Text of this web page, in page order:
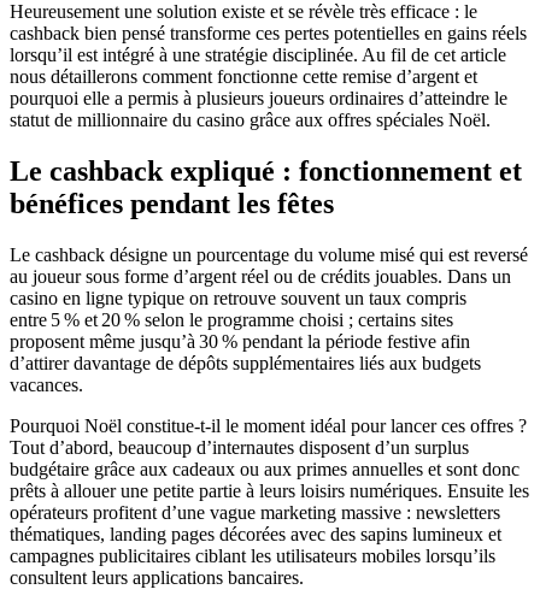
Heureusement une solution existe et se révèle très efficace : le
cashback bien pensé transforme ces pertes potentielles en gains réels
lorsqu’il est intégré à une stratégie disciplinée. Au fil de cet article
nous détaillerons comment fonctionne cette remise d’argent et
pourquoi elle a permis à plusieurs joueurs ordinaires d’atteindre le
statut de millionnaire du casino grâce aux offres spéciales Noël.
Le cashback expliqué : fonctionnement et
bénéfices pendant les fêtes
Le cashback désigne un pourcentage du volume misé qui est reversé
au joueur sous forme d’argent réel ou de crédits jouables. Dans un
casino en ligne typique on retrouve souvent un taux compris
entre 5 % et 20 % selon le programme choisi ; certains sites
proposent même jusqu’à 30 % pendant la période festive afin
d’attirer davantage de dépôts supplémentaires liés aux budgets
vacances.
Pourquoi Noël constitue-t-il le moment idéal pour lancer ces offres ?
Tout d’abord, beaucoup d’internautes disposent d’un surplus
budgétaire grâce aux cadeaux ou aux primes annuelles et sont donc
prêts à allouer une petite partie à leurs loisirs numériques. Ensuite les
opérateurs profitent d’une vague marketing massive : newsletters
thématiques, landing pages décorées avec des sapins lumineux et
campagnes publicitaires ciblant les utilisateurs mobiles lorsqu’ils
consultent leurs applications bancaires.